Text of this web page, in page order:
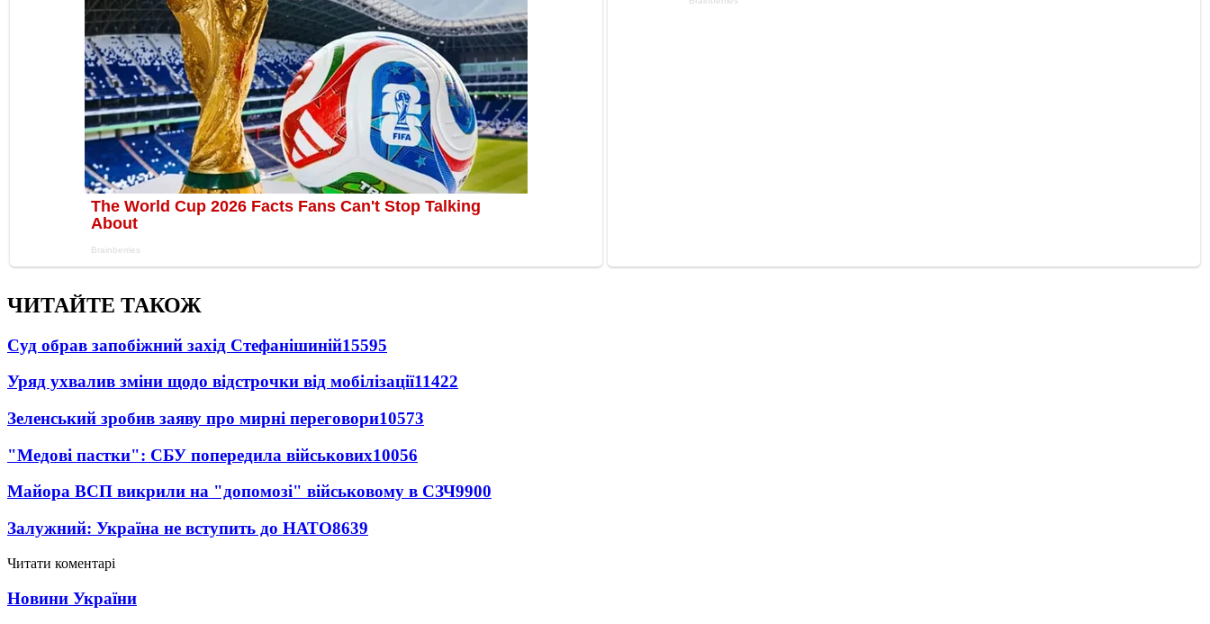
ЧИТАЙТЕ ТАКОЖ
Суд обрав запобіжний захід Стефанішиній15595
Уряд ухвалив зміни щодо відстрочки від мобілізації11422
Зеленський зробив заяву про мирні переговори10573
"Медові пастки": СБУ попередила військових10056
Майора ВСП викрили на "допомозі" військовому в СЗЧ9900
Залужний: Україна не вступить до НАТО8639
Читати коментарі
Новини України